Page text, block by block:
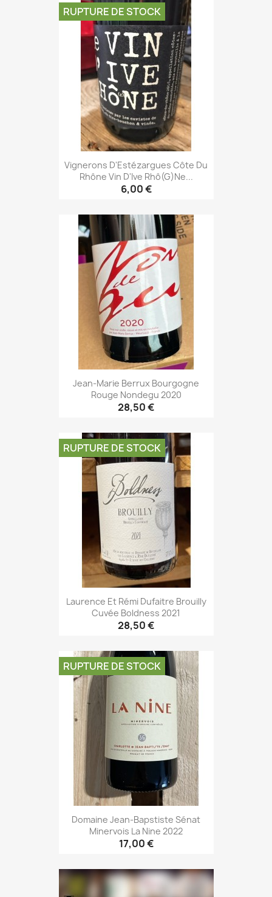
Vignerons D'Estézargues Côte Du
Rhône Vin D'Ive Rhô(g)ne...
6,00 €
RUPTURE DE STOCK
Jean-Marie Berrux Bourgogne
Rouge Nondegu 2020
28,50 €
Laurence Et Rémi Dufaitre Brouilly
Cuvée Boldness 2021
28,50 €
RUPTURE DE STOCK
Domaine Jean-Bapstiste Sénat
Minervois La Nine 2022
17,00 €
RUPTURE DE STOCK